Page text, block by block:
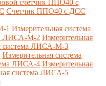
счетчик ППО40 с
Счетчик ППО40 с ДСС
1 Измерительная система
ЛИСА-М-2 Измерительная
система ЛИСА-М-3
Измерительная система
ЛИСА-4 Измерительная
система ЛИСА-5